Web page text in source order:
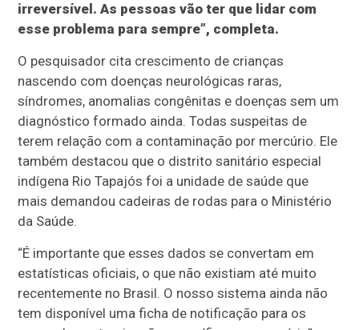
irreversível. As pessoas vão ter que lidar com
esse problema para sempre”, completa.
O pesquisador cita crescimento de crianças
nascendo com doenças neurológicas raras,
síndromes, anomalias congênitas e doenças sem um
diagnóstico formado ainda. Todas suspeitas de
terem relação com a contaminação por mercúrio. Ele
também destacou que o distrito sanitário especial
indígena Rio Tapajós foi a unidade de saúde que
mais demandou cadeiras de rodas para o Ministério
da Saúde.
“É importante que esses dados se convertam em
estatísticas oficiais, o que não existiam até muito
recentemente no Brasil. O nosso sistema ainda não
tem disponível uma ficha de notificação para os